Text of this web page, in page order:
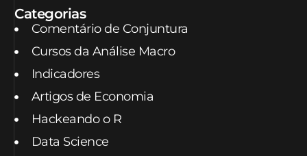
Categorias
Comentário de Conjuntura
Cursos da Análise Macro
Indicadores
Artigos de Economia
Hackeando o R
Data Science